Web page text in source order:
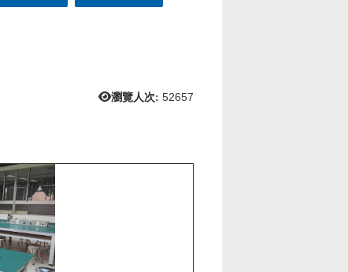
瀏覽人次: 52657